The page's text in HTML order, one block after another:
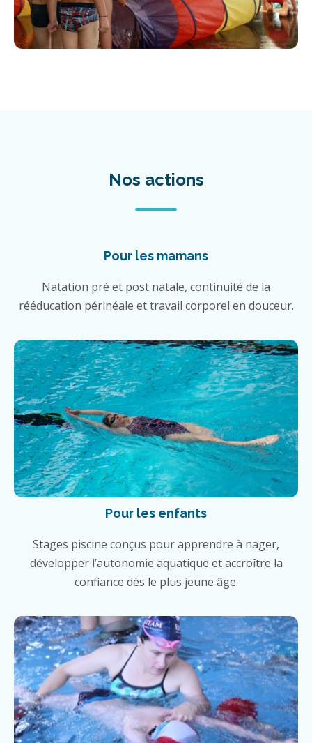
Nos actions
Pour les mamans
Natation pré et post natale, continuité de la
rééducation périnéale et travail corporel en douceur.
Pour les enfants
Stages piscine conçus pour apprendre à nager,
développer l’autonomie aquatique et accroître la
confiance dès le plus jeune âge.